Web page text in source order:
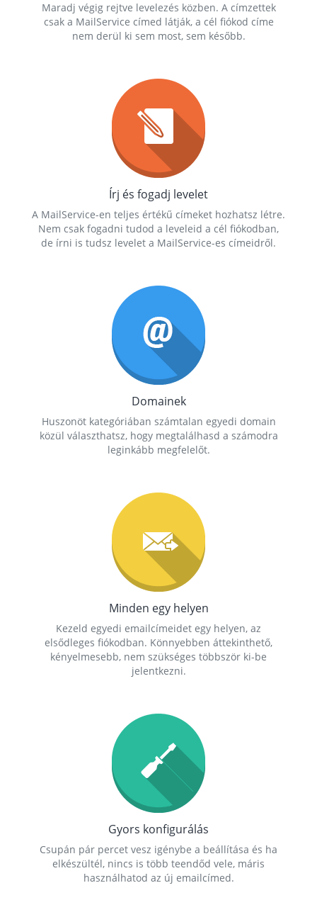
Maradj végig rejtve levelezés közben. A címzettek
csak a MailService címed látják, a cél fiókod címe
nem derül ki sem most, sem később.
Írj és fogadj levelet
A MailService-en teljes értékű címeket hozhatsz létre.
Nem csak fogadni tudod a leveleid a cél fiókodban,
de írni is tudsz levelet a MailService-es címeidről.
Domainek
Huszonöt kategóriában számtalan egyedi domain
közül választhatsz, hogy megtalálhasd a számodra
leginkább megfelelőt.
Minden egy helyen
Kezeld egyedi emailcímeidet egy helyen, az
elsődleges fiókodban. Könnyebben áttekinthető,
kényelmesebb, nem szükséges többször ki-be
jelentkezni.
Gyors konfigurálás
Csupán pár percet vesz igénybe a beállítása és ha
elkészültél, nincs is több teendőd vele, máris
használhatod az új emailcímed.